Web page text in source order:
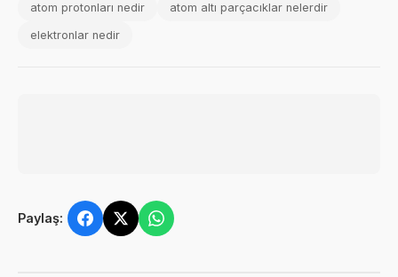
atom protonları nedir atom altı parçacıklar nelerdir
elektronlar nedir
Paylaş: